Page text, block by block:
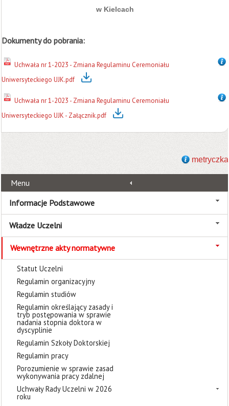
w Kielcach
Dokumenty do pobrania:
Uchwała nr 1-2023 - Zmiana Regulaminu Ceremoniału
Uniwersyteckiego UJK.pdf
Uchwała nr 1-2023 - Zmiana Regulaminu Ceremoniału
Uniwersyteckiego UJK - Załącznik.pdf
metryczka
Menu
Informacje Podstawowe
Władze Uczelni
Wewnętrzne akty normatywne
Statut Uczelni
Regulamin organizacyjny
Regulamin studiów
Regulamin określający zasady i
tryb postępowania w sprawie
nadania stopnia doktora w
dyscyplinie
Regulamin Szkoły Doktorskiej
Regulamin pracy
Porozumienie w sprawie zasad
wykonywania pracy zdalnej
Uchwały Rady Uczelni w 2026
roku